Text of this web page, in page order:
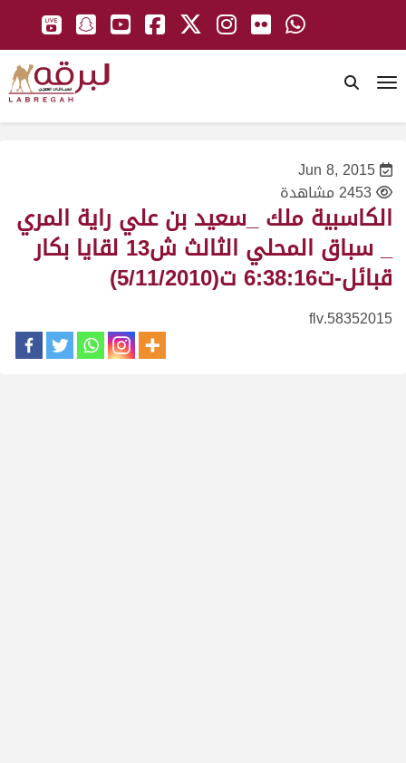
Jun 8, 2015
2453 مشاهدة
الكاسبية ملك _سعيد بن علي راية المري
_ سباق المحلي الثالث ش13 لقايا بكار
قبائل-ت6:38:16 ت(5/11/2010)
58352015.flv